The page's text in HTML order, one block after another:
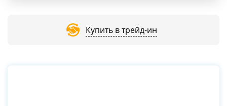
Купить в трейд-ин